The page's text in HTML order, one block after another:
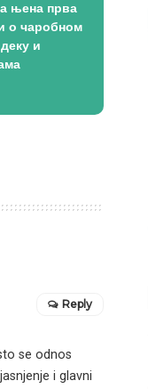
а њена прва
о чаробном
и
se odnos
i glavni
Reply